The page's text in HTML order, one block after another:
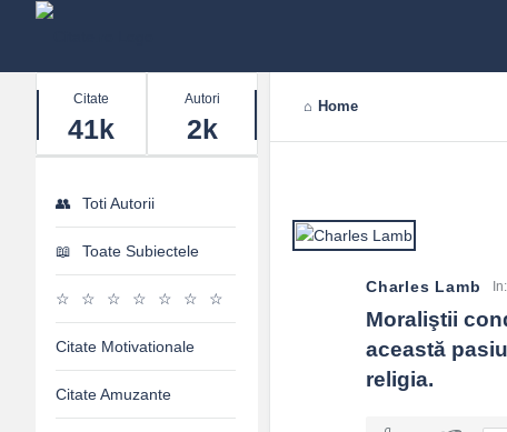
Home
Charles Lamb In:
Moraliştii
această
religia.
Stats
Citate
41k
Autori
2k
Toti Autorii
Toate Subiectele
Citate Motivationale
Citate Amuzante